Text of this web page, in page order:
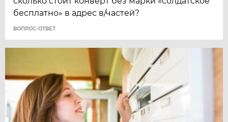
бесплатно» в адрес в/частей?
ВОПРОС-ОТВЕТ